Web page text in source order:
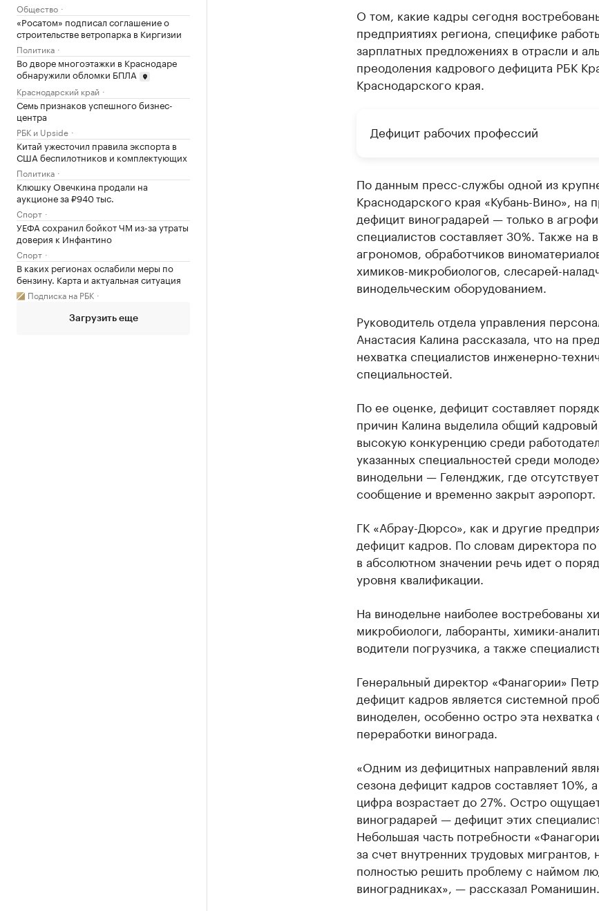
Общество
«Росатом» подписал соглашение о
строительстве ветропарка в Киргизии
Политика
Во дворе многоэтажки в Краснодаре
обнаружили обломки БПЛА
Краснодарский край
Семь признаков успешного бизнес-
центра
РБК и Upside
Китай ужесточил правила экспорта в
США беспилотников и комплектующих
Политика
Клюшку Овечкина продали на
аукционе за ₽940 тыс.
Спорт
УЕФА сохранил бойкот ЧМ из-за утраты
доверия к Инфантино
Спорт
В каких регионах ослабили меры по
бензину. Карта и актуальная ситуация
Подписка на РБК
Загрузить еще
О том, какие кадры сегодня
предприятиях региона, специфике
зарплатных предложениях в отрасли и
преодоления кадрового дефицита РБК
Краснодарского края.
Дефицит рабочих профессий
По данным пресс-службы одной из
Краснодарского края «Кубань-Вино», на
дефицит виноградарей — только в
специалистов составляет 30%. Также на
агрономов, обработчиков
химиков-микробиологов, слесарей-
винодельческим оборудованием.
Руководитель отдела управления
Анастасия Калина рассказала, что на
нехватка специалистов инженерно-
специальностей.
По ее оценке, дефицит составляет
причин Калина выделила общий
высокую конкуренцию среди
указанных специальностей среди
винодельни — Геленджик, где
сообщение и временно закрыт аэропорт.
ГК «Абрау-Дюрсо», как и другие
дефицит кадров. По словам директора
в абсолютном значении речь идет о
уровня квалификации.
На винодельне наиболее востребованы
микробиологи, лаборанты, химики-
водители погрузчика, а также
Генеральный директор «Фанагории»
дефицит кадров является системной
виноделен, особенно остро эта
переработки винограда.
«Одним из дефицитных направлений
сезона дефицит кадров составляет 10%,
цифра возрастает до 27%. Остро
виноградарей — дефицит этих
Небольшая часть потребности
за счет внутренних трудовых мигрантов,
полностью решить проблему с наймом
виноградниках», — рассказал Романишин.